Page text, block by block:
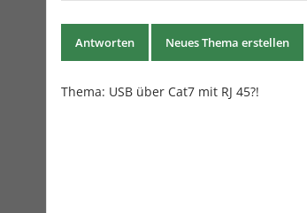
Antworten Neues Thema erstellen
Thema: USB über Cat7 mit RJ 45?!